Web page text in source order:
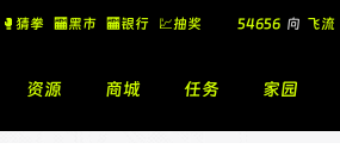
🥊猜拳 🏧黑市 🏧银行 💹抽奖
飞流 向 北
资源 商城 任务 家园